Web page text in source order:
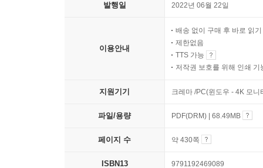
발행일 2022년 06월 22일
이용안내
배송 없이 구매 후 바로 읽기
제한없음
TTS 가능
저작권 보호를 위해 인쇄 기
지원기기 크레마 /PC(윈도우 - 4K 모
파일/용량 PDF(DRM) | 68.49MB
페이지 수 약 430쪽
ISBN13 9791192469089